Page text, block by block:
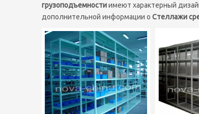
грузоподъемностиимеют характерный
дополнительной информации о Стеллажи